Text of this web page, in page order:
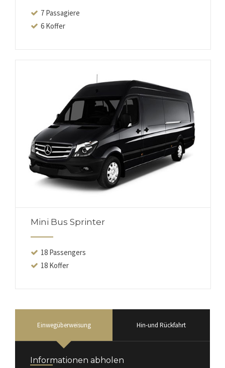
7 Passagiere
6 Koffer
Mini Bus Sprinter
18 Passengers
18 Koffer
Einwegüberweisung Hin-und Rückfahrt
Informationen abholen